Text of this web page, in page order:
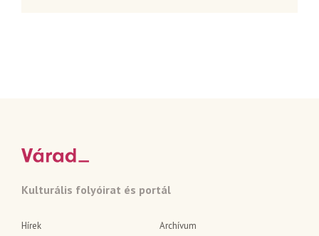
Kulturális folyóirat és portál
Hírek Archívum